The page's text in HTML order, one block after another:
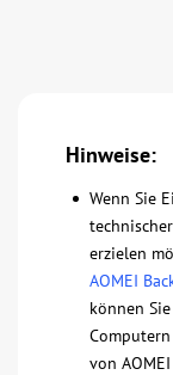
Hinweise:
Wenn Sie
erzielen
AOMEI
können
von